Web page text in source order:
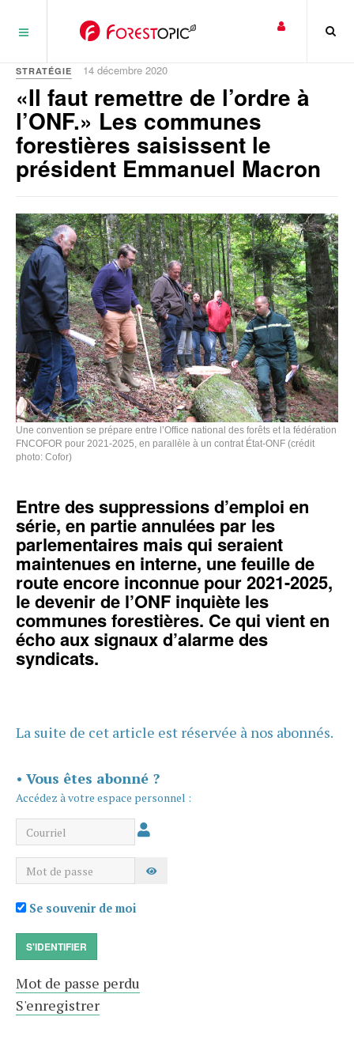
STRATÉGIE 14 décembre 2020
«Il faut remettre de l’ordre à
l’ONF.» Les communes
forestières saisissent le
président Emmanuel Macron
Une convention se prépare entre l’Office national des forêts et la fédération
FNCOFOR pour 2021-2025, en parallèle à un contrat État-ONF (crédit
photo: Cofor)
Entre des suppressions d’emploi en
série, en partie annulées par les
parlementaires mais qui seraient
maintenues en interne, une feuille de
route encore inconnue pour 2021-2025,
le devenir de l’ONF inquiète les
communes forestières. Ce qui vient en
écho aux signaux d’alarme des
syndicats.
La suite de cet article est réservée à nos abonnés.
• Vous êtes abonné ?
Accédez à votre espace personnel :
Courriel
Mot de passe AFFICHER LE MOT DE PASSE
Se souvenir de moi
S'IDENTIFIER
Mot de passe perdu
S'enregistrer